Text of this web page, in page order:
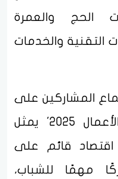
الحج والعمرة
التقنية والخدمات
المشاركين على
أن 'منتدى مكة لريادة الأعمال 2025' يمثل
اقتصاد قائم على
مهمًا للشباب،